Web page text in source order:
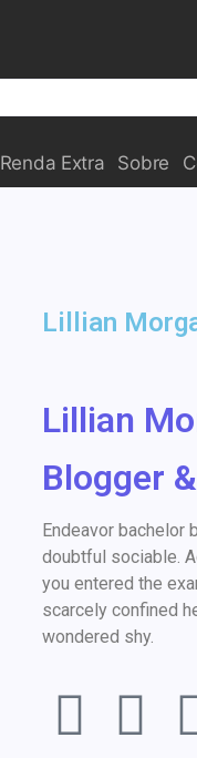
Renda Extra Sobre
Lillian
Lillian
Blogger
Endeavor bachelor
doubtful sociable.
you entered the
scarcely confined
wondered shy.